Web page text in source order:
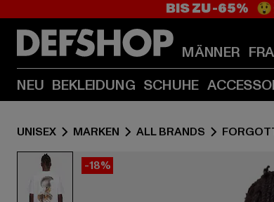
BIS ZU -65%
MÄNNER
NEU BEKLEIDUNG SCHUHE
UNISEX MARKEN ALL BRANDS
-18%